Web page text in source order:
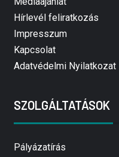
Hírlevél feliratkozás
Impresszum
Kapcsolat
Adatvédelmi Nyilatkozat
SZOLGÁLTATÁSOK
Pályázatírás